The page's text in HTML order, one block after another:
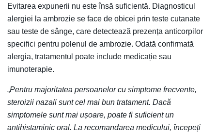
Evitarea expunerii nu este însă suficientă. Diagnosticul
alergiei la ambrozie se face de obicei prin teste cutanate
sau teste de sânge, care detectează prezența anticorpilor
specifici pentru polenul de ambrozie. Odată confirmată
alergia, tratamentul poate include medicație sau
imunoterapie.
„Pentru majoritatea persoanelor cu simptome frecvente,
steroizii nazali sunt cel mai bun tratament. Dacă
simptomele sunt mai ușoare, poate fi suficient un
antihistaminic oral. La recomandarea medicului, începeți